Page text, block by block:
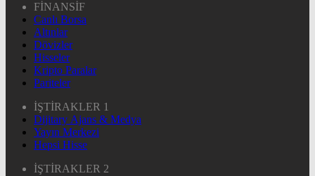
FİNANSİF
Canlı Borsa
Altınlar
Dövizler
Hisseler
Kripto Paralar
Pariteler
İŞTİRAKLER 1
Dijitary Ajans & Medya
Yayın Merkezi
Hepsi Hisse
İŞTİRAKLER 2